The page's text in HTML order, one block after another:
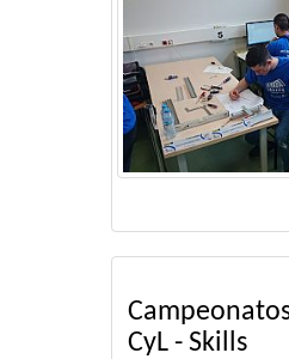
CyL - Skills